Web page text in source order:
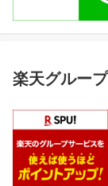
楽天グルー